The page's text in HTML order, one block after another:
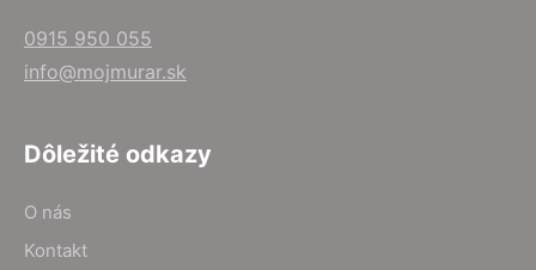
0915 950 055
info@mojmurar.sk
Dôležité odkazy
O nás
Kontakt